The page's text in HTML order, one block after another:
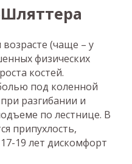
(чаще – у
физических
костей.
под коленной
разгибании и
по лестнице. В
припухлость,
19 лет дискомфорт